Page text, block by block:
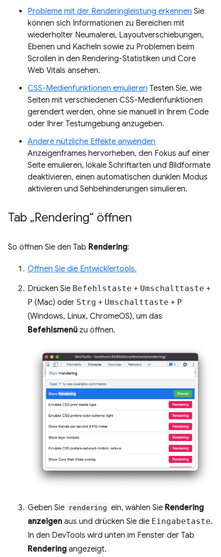
Probleme mit der Renderingleistung erkennen Sie
können sich Informationen zu Bereichen mit
wiederholter Neumalerei, Layoutverschiebungen,
Ebenen und Kacheln sowie zu Problemen beim
Scrollen in den Rendering-Statistiken und Core
Web Vitals ansehen.
CSS-Medienfunktionen emulieren Testen Sie, wie
Seiten mit verschiedenen CSS-Medienfunktionen
gerendert werden, ohne sie manuell in Ihrem Code
oder Ihrer Testumgebung anzugeben.
Andere nützliche Effekte anwenden
Anzeigenframes hervorheben, den Fokus auf einer
Seite emulieren, lokale Schriftarten und Bildformate
deaktivieren, einen automatischen dunklen Modus
aktivieren und Sehbehinderungen simulieren.
Tab „Rendering“ öffnen
So öffnen Sie den Tab Rendering:
Öffnen Sie die Entwicklertools.
Drücken Sie Befehlstaste + Umschalttaste +
P (Mac) oder Strg + Umschalttaste + P
(Windows, Linux, ChromeOS), um das
Befehlsmenü zu öffnen.
Geben Sie rendering ein, wählen Sie Rendering
anzeigen aus und drücken Sie die Eingabetaste.
In den DevTools wird unten im Fenster der Tab
Rendering angezeigt.